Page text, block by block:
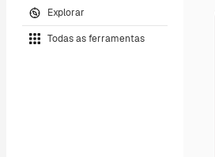
Explorar
Todas as ferramentas